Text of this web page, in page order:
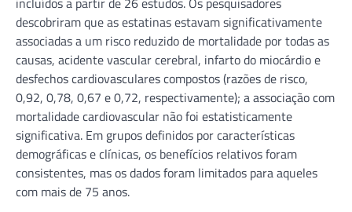
descobriram que as estatinas estavam significativamente
associadas a um risco reduzido de mortalidade por todas as
causas, acidente vascular cerebral, infarto do miocárdio e
desfechos cardiovasculares compostos (razões de risco,
0,92, 0,78, 0,67 e 0,72, respectivamente); a associação com
mortalidade cardiovascular não foi estatisticamente
significativa. Em grupos definidos por características
demográficas e clínicas, os benefícios relativos foram
consistentes, mas os dados foram limitados para aqueles
com mais de 75 anos.